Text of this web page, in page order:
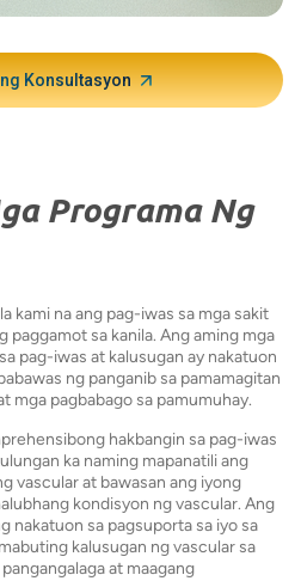
ito ay
cross-
sa
Konsultasyon
Programa Ng
kami na ang pag-iwas sa mga sakit
paggamot sa kanila. Ang aming mga
pag-iwas at kalusugan ay nakatuon
ng panganib sa pamamagitan
mga pagbabago sa pamumuhay.
hakbangin sa pag-iwas
ka naming mapanatili ang
vascular at bawasan ang iyong
kondisyon ng vascular. Ang
nakatuon sa pagsuporta sa iyo sa
kalusugan ng vascular sa
at maagang